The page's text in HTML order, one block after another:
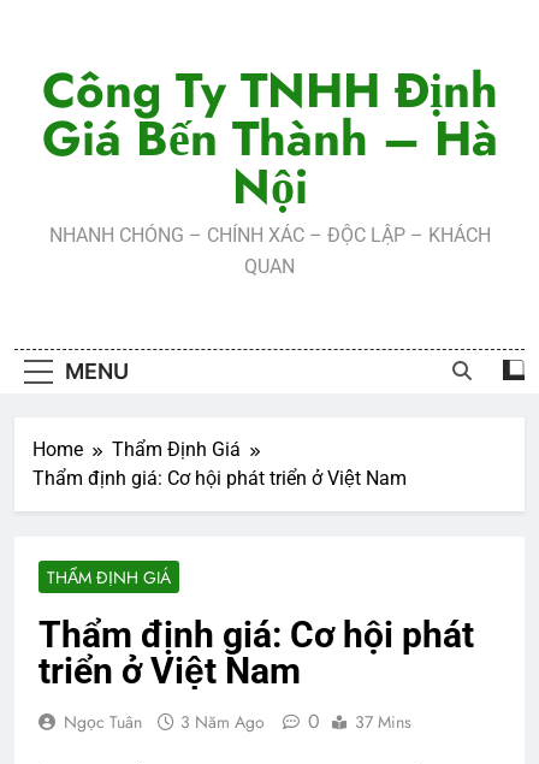
contentCông Ty TNHH Định
Giá Bến Thành – Hà
Nội
NHANH CHÓNG – CHÍNH XÁC – ĐỘC LẬP – KHÁCH
QUAN
MENU
Home
Thẩm Định Giá
Thẩm định giá: Cơ hội phát triển ở Việt Nam
THẨM ĐỊNH GIÁ
Thẩm định giá: Cơ hội phát
triển ở Việt Nam
Ngọc Tuân 3 Năm Ago 0 37 Mins